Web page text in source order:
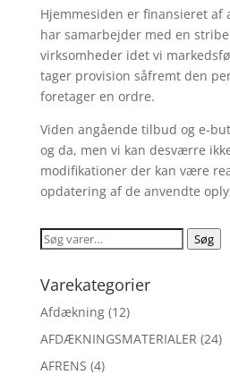
Hjemmesiden er finansieret af
har samarbejder med en
virksomheder idet vi
tager provision såfremt den
foretager en ordre.
Viden angående tilbud og e-
og da, men vi kan desværre
modifikationer der kan være
opdatering af de anvendte
Søg
Søg
Varekategorier
Afdækning (12)
AFDÆKNINGSMATERIALER (24)
AFRENS (4)